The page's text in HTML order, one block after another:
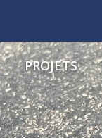
PROJETS